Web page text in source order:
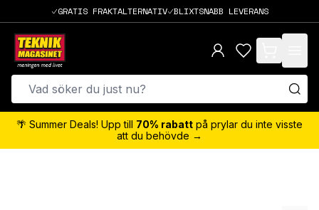
GRATIS FRAKTALTERNATIV BLIXTSNABB LEVERANS
items in cart,
🌴 Summer Deals! Upp till 70% rabatt på prylar du inte visste
att du behövde →